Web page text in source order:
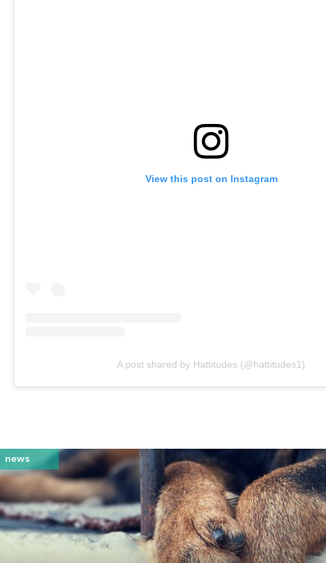
View this post on Instagram
A post shared by Hattitudes (@hattitudes1)